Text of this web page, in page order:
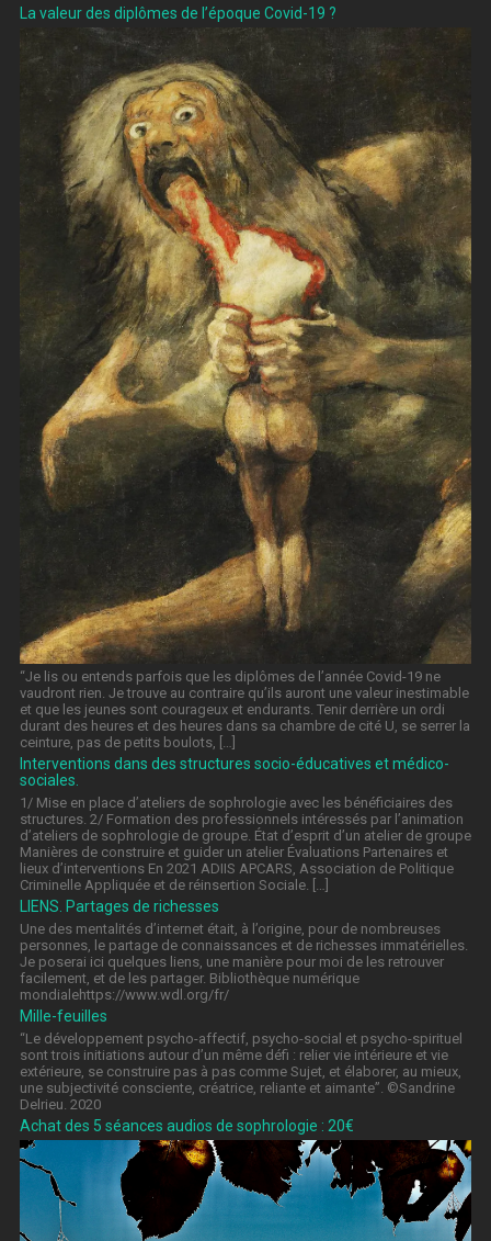
La valeur des diplômes de l’époque Covid-19 ?
“Je lis ou entends parfois que les diplômes de l’année Covid-19 ne
vaudront rien. Je trouve au contraire qu’ils auront une valeur inestimable
et que les jeunes sont courageux et endurants. Tenir derrière un ordi
durant des heures et des heures dans sa chambre de cité U, se serrer la
ceinture, pas de petits boulots, […]
Interventions dans des structures socio-éducatives et médico-
sociales.
1/ Mise en place d’ateliers de sophrologie avec les bénéficiaires des
structures. 2/ Formation des professionnels intéressés par l’animation
d’ateliers de sophrologie de groupe. État d’esprit d’un atelier de groupe
Manières de construire et guider un atelier Évaluations Partenaires et
lieux d’interventions En 2021 ADIIS APCARS, Association de Politique
Criminelle Appliquée et de réinsertion Sociale. […]
LIENS. Partages de richesses
Une des mentalités d’internet était, à l’origine, pour de nombreuses
personnes, le partage de connaissances et de richesses immatérielles.
Je poserai ici quelques liens, une manière pour moi de les retrouver
facilement, et de les partager. Bibliothèque numérique
mondialehttps://www.wdl.org/fr/
Mille-feuilles
“Le développement psycho-affectif, psycho-social et psycho-spirituel
sont trois initiations autour d’un même défi : relier vie intérieure et vie
extérieure, se construire pas à pas comme Sujet, et élaborer, au mieux,
une subjectivité consciente, créatrice, reliante et aimante”. ©Sandrine
Delrieu. 2020
Achat des 5 séances audios de sophrologie : 20€